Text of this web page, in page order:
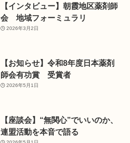
【インタビュー】朝霞地区薬剤師
会 地域フォーミュラリ
2026年3月2日
【お知らせ】令和8年度日本薬剤
師会有功賞 受賞者
2026年5月1日
【座談会】“無関心”でいいのか、
連盟活動を本音で語る